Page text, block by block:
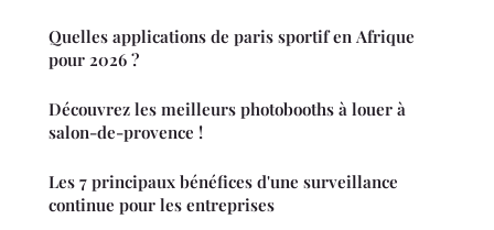
Quelles applications de paris sportif en Afrique
pour 2026 ?
Découvrez les meilleurs photobooths à louer à
salon-de-provence !
Les 7 principaux bénéfices d'une surveillance
continue pour les entreprises